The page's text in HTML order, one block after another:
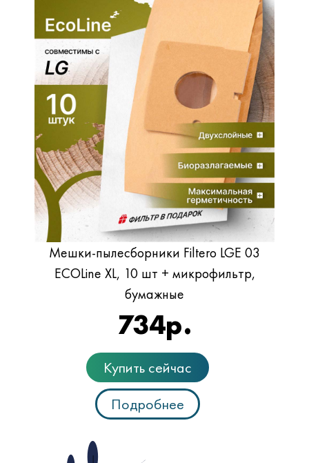
Мешки-пылесборники Filtero LGE 03
ECOLine XL, 10 шт + микрофильтр,
бумажные
734р.
Купить сейчас
Подробнее